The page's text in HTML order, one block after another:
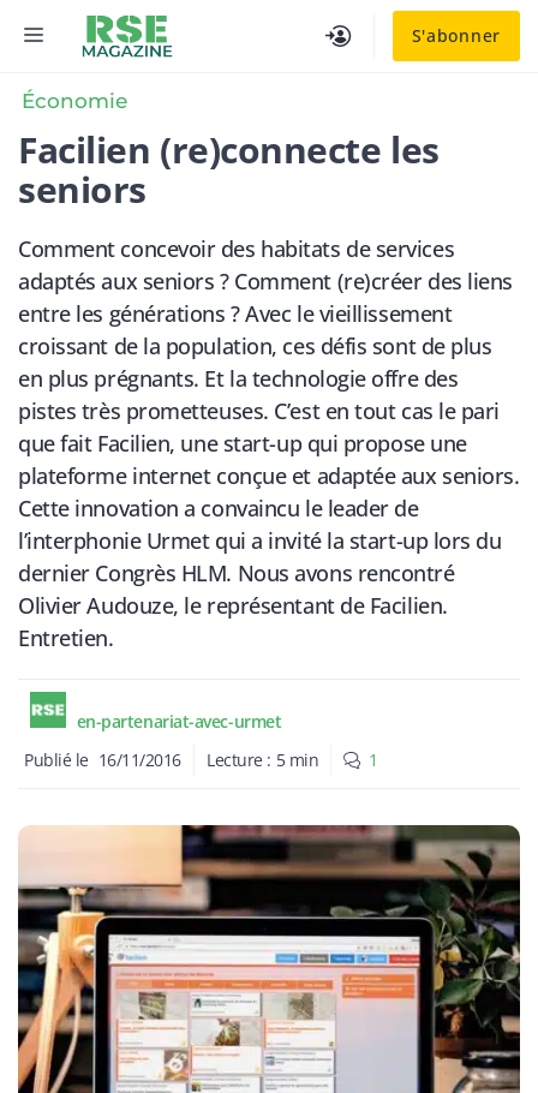
S'abonner
MENU
Économie
Facilien (re)connecte les
seniors
Comment concevoir des habitats de services
adaptés aux seniors ? Comment (re)créer des liens
entre les générations ? Avec le vieillissement
croissant de la population, ces défis sont de plus
en plus prégnants. Et la technologie offre des
pistes très prometteuses. C’est en tout cas le pari
que fait Facilien, une start-up qui propose une
plateforme internet conçue et adaptée aux seniors.
Cette innovation a convaincu le leader de
l’interphonie Urmet qui a invité la start-up lors du
dernier Congrès HLM. Nous avons rencontré
Olivier Audouze, le représentant de Facilien.
Entretien.
en-partenariat-avec-urmet
Publié le 16/11/2016 Lecture : 5 min 1